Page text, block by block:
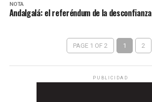
NOTA
Andalgalá: el referéndum de la desconfianza
PAGE 1 OF 2 1 2
PUBLICIDAD